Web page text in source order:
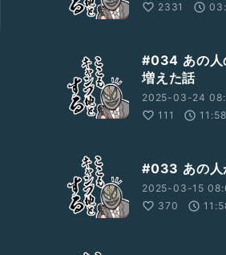
2331
#034 あの人
増えた話
2025-03-24
111
11:58
#033 あの人
2025-03-15
370